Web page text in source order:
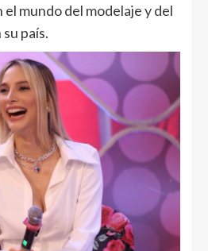
mundo del modelaje y del
país.